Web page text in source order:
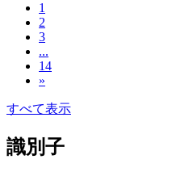
1
2
3
...
14
»
すべて表示
識別子